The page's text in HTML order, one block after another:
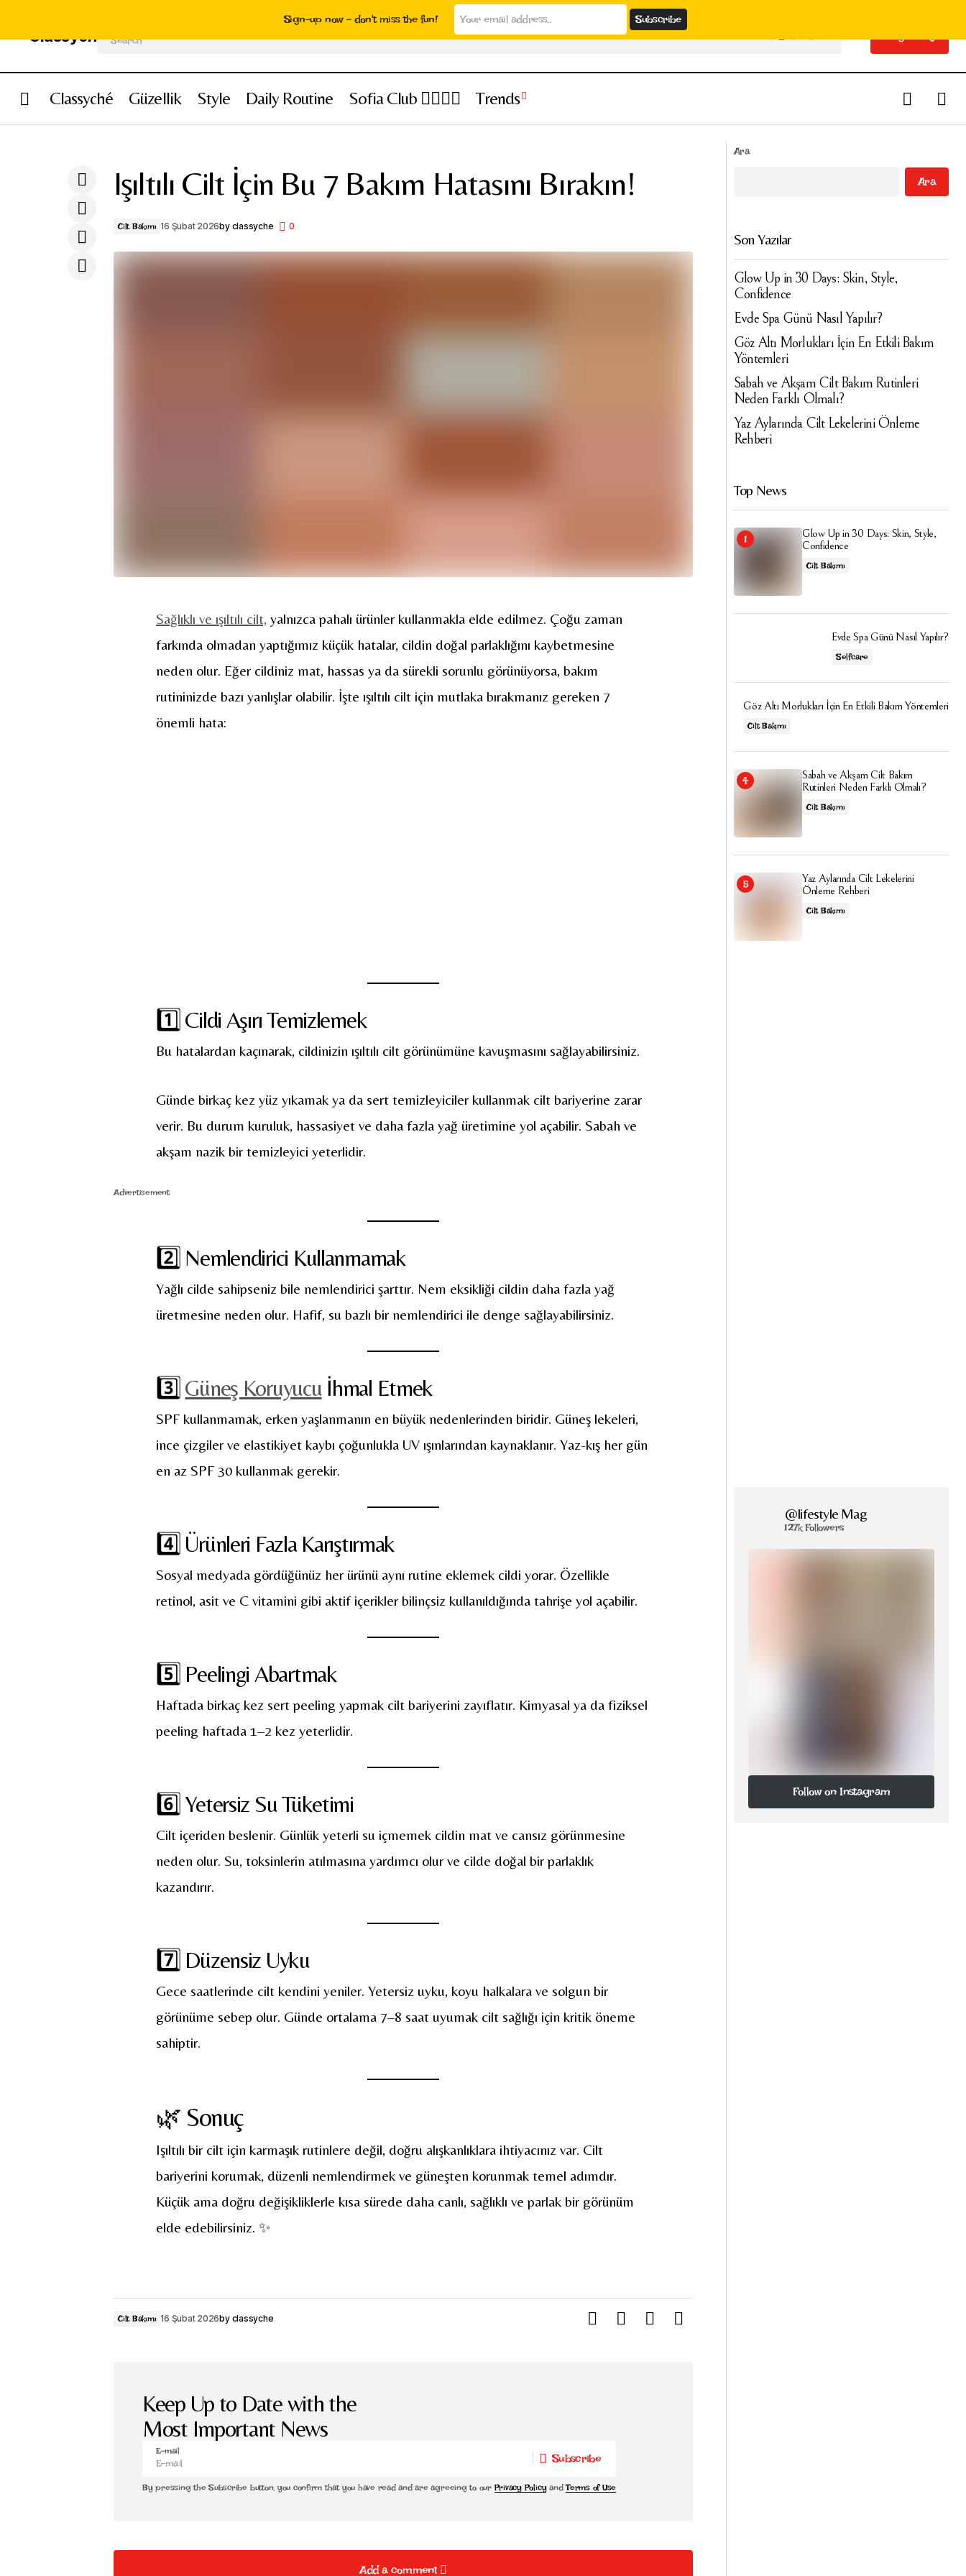
Buy Maag
Classyché Güzellik Style Daily Routine Sofia Club 👩‍❤️‍💋‍👨 Trends
Işıltılı Cilt İçin Bu 7 Bakım Hatasını Bırakın!
Cilt Bakımı 16 Şubat 2026by classyche 0
Sağlıklı ve ışıltılı cilt, yalnızca pahalı ürünler kullanmakla elde edilmez. Çoğu zaman
farkında olmadan yaptığımız küçük hatalar, cildin doğal parlaklığını kaybetmesine
neden olur. Eğer cildiniz mat, hassas ya da sürekli sorunlu görünüyorsa, bakım
rutininizde bazı yanlışlar olabilir. İşte ışıltılı cilt için mutlaka bırakmanız gereken 7
önemli hata:
1️⃣ Cildi Aşırı Temizlemek
Bu hatalardan kaçınarak, cildinizin ışıltılı cilt görünümüne kavuşmasını sağlayabilirsiniz.
Günde birkaç kez yüz yıkamak ya da sert temizleyiciler kullanmak cilt bariyerine zarar
verir. Bu durum kuruluk, hassasiyet ve daha fazla yağ üretimine yol açabilir. Sabah ve
akşam nazik bir temizleyici yeterlidir.
Advertisement
2️⃣ Nemlendirici Kullanmamak
Yağlı cilde sahipseniz bile nemlendirici şarttır. Nem eksikliği cildin daha fazla yağ
üretmesine neden olur. Hafif, su bazlı bir nemlendirici ile denge sağlayabilirsiniz.
3️⃣ Güneş Koruyucuİhmal Etmek
SPF kullanmamak, erken yaşlanmanın en büyük nedenlerinden biridir. Güneş lekeleri,
ince çizgiler ve elastikiyet kaybı çoğunlukla UV ışınlarından kaynaklanır. Yaz-kış her gün
en az SPF 30 kullanmak gerekir.
4️⃣ Ürünleri Fazla Karıştırmak
Sosyal medyada gördüğünüz her ürünü aynı rutine eklemek cildi yorar. Özellikle
retinol, asit ve C vitamini gibi aktif içerikler bilinçsiz kullanıldığında tahrişe yol açabilir.
5️⃣ Peelingi Abartmak
Haftada birkaç kez sert peeling yapmak cilt bariyerini zayıflatır. Kimyasal ya da fiziksel
peeling haftada 1–2 kez yeterlidir.
6️⃣ Yetersiz Su Tüketimi
Cilt içeriden beslenir. Günlük yeterli su içmemek cildin mat ve cansız görünmesine
neden olur. Su, toksinlerin atılmasına yardımcı olur ve cilde doğal bir parlaklık
kazandırır.
7️⃣ Düzensiz Uyku
Gece saatlerinde cilt kendini yeniler. Yetersiz uyku, koyu halkalara ve solgun bir
görünüme sebep olur. Günde ortalama 7–8 saat uyumak cilt sağlığı için kritik öneme
sahiptir.
🌿 Sonuç
Işıltılı bir cilt için karmaşık rutinlere değil, doğru alışkanlıklara ihtiyacınız var. Cilt
bariyerini korumak, düzenli nemlendirmek ve güneşten korunmak temel adımdır.
Küçük ama doğru değişikliklerle kısa sürede daha canlı, sağlıklı ve parlak bir görünüm
elde edebilirsiniz. ✨
Cilt Bakımı 16 Şubat 2026by classyche
Keep Up to Date with the
Most Important News
E-mail
Subscribe
By pressing the Subscribe button, you confirm that you have read and are agreeing to our Privacy PolicyandTerms of Use
Add a comment
Ara
Ara
Son Yazılar
Glow Up in 30 Days: Skin, Style,
Confidence
Evde Spa Günü Nasıl Yapılır?
Göz Altı Morlukları İçin En Etkili Bakım
Yöntemleri
Sabah ve Akşam Cilt Bakım Rutinleri
Neden Farklı Olmalı?
Yaz Aylarında Cilt Lekelerini Önleme
Rehberi
Top News
Glow Up in 30 Days: Skin, Style,
Confidence
Cilt Bakımı
Evde Spa Günü Nasıl Yapılır?
Selfcare
Göz Altı Morlukları İçin En Etkili Bakım Yöntemleri
Cilt Bakımı
Sabah ve Akşam Cilt Bakım
Rutinleri Neden Farklı Olmalı?
Cilt Bakımı
Yaz Aylarında Cilt Lekelerini
Önleme Rehberi
Cilt Bakımı
@lifestyle Mag
127k Followers
Follow on Instagram
Follow on Instagram
Sign-up now - don't miss the fun!